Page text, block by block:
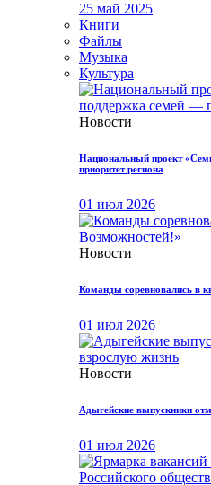
25 май 2025
Книги
Файлы
Музыка
Культура
Новости
Национальный проект
приоритет региона
01 июл 2026
Новости
Команды соревновались в
01 июл 2026
Новости
Адыгейские выпускники
01 июл 2026